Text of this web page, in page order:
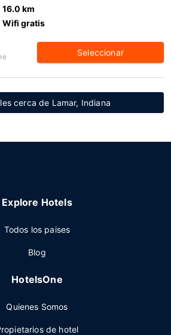
16.0 km
Wifi gratis
Seleccionar
cerca de Lamar, Indiana
Explore Hotels
Todos los paises
Blog
HotelsOne
Quienes Somos
de hotel